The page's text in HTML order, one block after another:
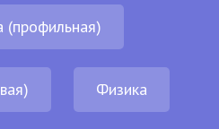
(профильная)
Физика